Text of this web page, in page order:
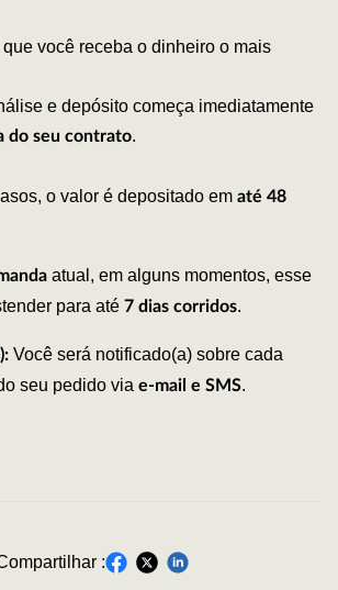
você receba o dinheiro o mais
e depósito começa imediatamente
do seu contrato.
o valor é depositado em até 48
atual, em alguns momentos, esse
para até 7 dias corridos.
Você será notificado(a) sobre cada
seu pedido via e-mail e SMS.
: